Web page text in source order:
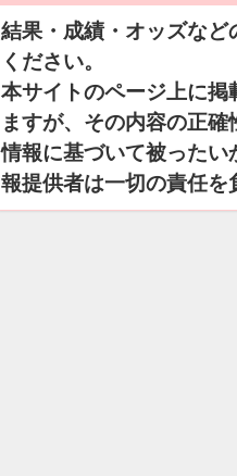
結果・成績・オッズな
ください。
本サイトのページ上に掲
ますが、その内容の正
情報に基づいて被った
報提供者は一切の責任を